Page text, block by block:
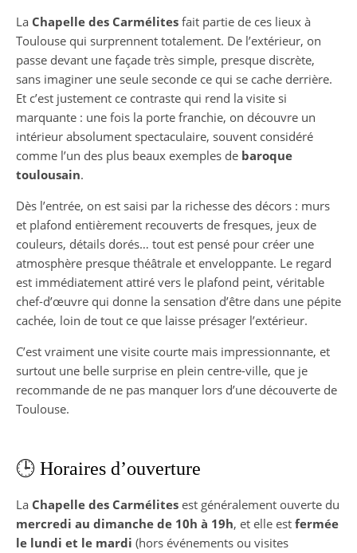
La Chapelle des Carmélites fait partie de ces lieux à
Toulouse qui surprennent totalement. De l’extérieur, on
passe devant une façade très simple, presque discrète,
sans imaginer une seule seconde ce qui se cache derrière.
Et c’est justement ce contraste qui rend la visite si
marquante : une fois la porte franchie, on découvre un
intérieur absolument spectaculaire, souvent considéré
comme l’un des plus beaux exemples de baroque
toulousain.
Dès l’entrée, on est saisi par la richesse des décors : murs
et plafond entièrement recouverts de fresques, jeux de
couleurs, détails dorés… tout est pensé pour créer une
atmosphère presque théâtrale et enveloppante. Le regard
est immédiatement attiré vers le plafond peint, véritable
chef-d’œuvre qui donne la sensation d’être dans une pépite
cachée, loin de tout ce que laisse présager l’extérieur.
C’est vraiment une visite courte mais impressionnante, et
surtout une belle surprise en plein centre-ville, que je
recommande de ne pas manquer lors d’une découverte de
Toulouse.
🕒 Horaires d’ouverture
La Chapelle des Carmélites est généralement ouverte du
mercredi au dimanche de 10h à 19h, et elle est fermée
le lundi et le mardi (hors événements ou visites